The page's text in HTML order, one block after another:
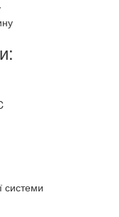
системи